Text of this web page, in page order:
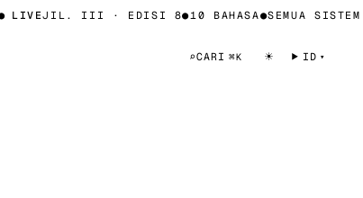
LIVEJIL. III · EDISI 8 ●10 BAHASA●SEMUA SISTEM
⌕CARI ⌘K ☀ ID